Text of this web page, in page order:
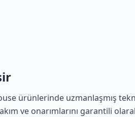
ürünlerinde uzmanlaşmış
ve onarımlarını garantili